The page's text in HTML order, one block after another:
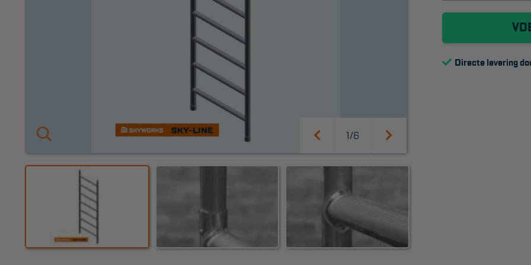
KEURING
Keuring en Inspectie
Ladders en
Steigers
Vestigingen
Werken bij ons
Product video's
SUPPORT
Handleidingen
Tips en trucs
Veelgestelde vragen
Wet- en regelgeving
1/6
Directe levering